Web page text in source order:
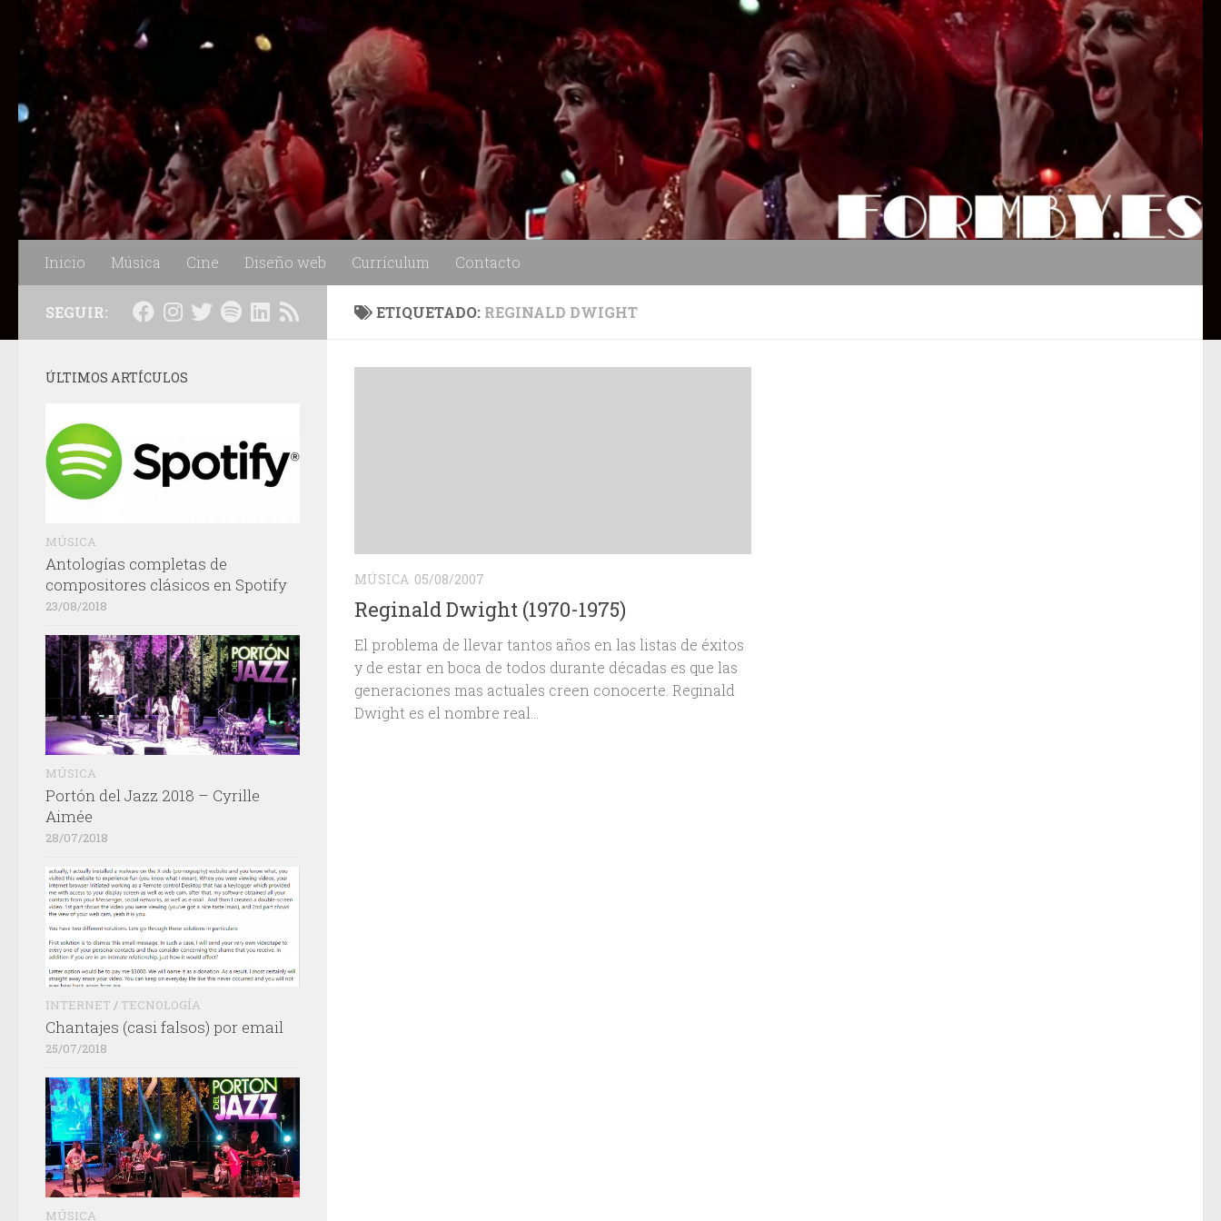
Saltar al contenido
Inicio Música Cine Diseño web Currículum Contacto
ETIQUETADO: REGINALD DWIGHT
MÚSICA 05/08/2007
Reginald Dwight (1970-1975)
El problema de llevar tantos años en las listas de éxitos
y de estar en boca de todos durante décadas es que las
generaciones mas actuales creen conocerte. Reginald
Dwight es el nombre real...
SEGUIR:
ÚLTIMOS ARTÍCULOS
MÚSICA
Antologías completas de
compositores clásicos en Spotify
23/08/2018
MÚSICA
Portón del Jazz 2018 – Cyrille
Aimée
28/07/2018
INTERNET / TECNOLOGÍA
Chantajes (casi falsos) por email
25/07/2018
MÚSICA